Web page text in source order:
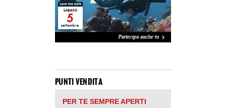
PUNTI VENDITA
PER TE SEMPRE APERTI